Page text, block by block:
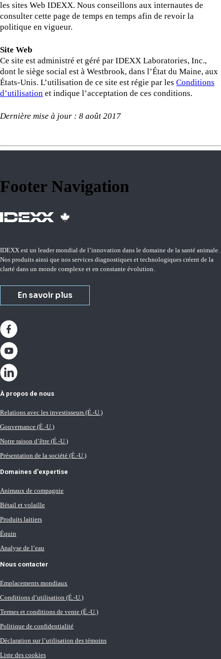
les sites Web IDEXX. Nous conseillons aux internautes de
consulter cette page de temps en temps afin de revoir la
politique en vigueur.
Site Web
Ce site est administré et géré par IDEXX Laboratories, Inc.,
dont le siège social est à Westbrook, dans l’État du Maine, aux
États-Unis. L’utilisation de ce site est régie par les Conditions
d’utilisation et indique l’acceptation de ces conditions.
Dernière mise à jour : 8 août 2017
Footer Navigation
IDEXX est un leader mondial de l’innovation dans le domaine de la santé animale.
Nos produits ainsi que nos services diagnostiques et technologiques créent de la
clarté dans un monde complexe et en constante évolution.
En savoir plus
À propos de nous
Relations avec les investisseurs (É.-U.)
Gouvernance (É.-U.)
Notre raison d’être (É.-U.)
Présentation de la société (É.-U.)
Domaines d'expertise
Animaux de compagnie
Bétail et volaille
Produits laitiers
Équin
Analyse de l’eau
Nous contacter
Emplacements mondiaux
Conditions d’utilisation (É.-U.)
Termes et conditions de vente (É.-U.)
Politique de confidentialité
Déclaration sur l’utilisation des témoins
Liste des cookies